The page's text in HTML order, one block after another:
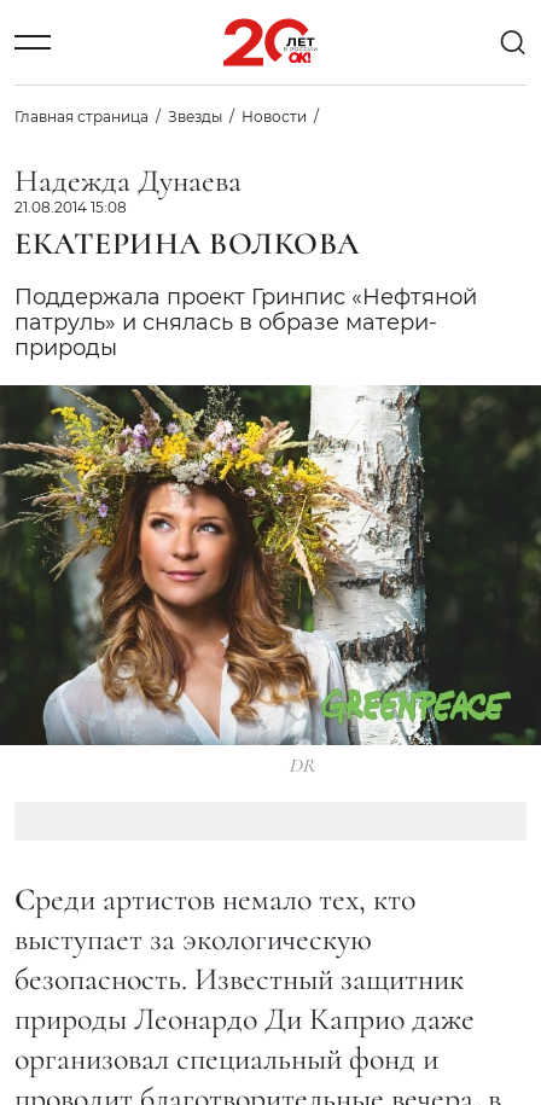
Главная страница Звезды Новости
Надежда Дунаева
21.08.2014 15:08
ЕКАТЕРИНА ВОЛКОВА
Поддержала проект Гринпис «Нефтяной
патруль» и снялась в образе матери-
природы
DR
Среди артистов немало тех, кто
выступает за экологическую
безопасность. Известный защитник
природы Леонардо Ди Каприо даже
организовал специальный фонд и